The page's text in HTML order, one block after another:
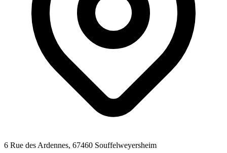
6 Rue des Ardennes, 67460 Souffelweyersheim